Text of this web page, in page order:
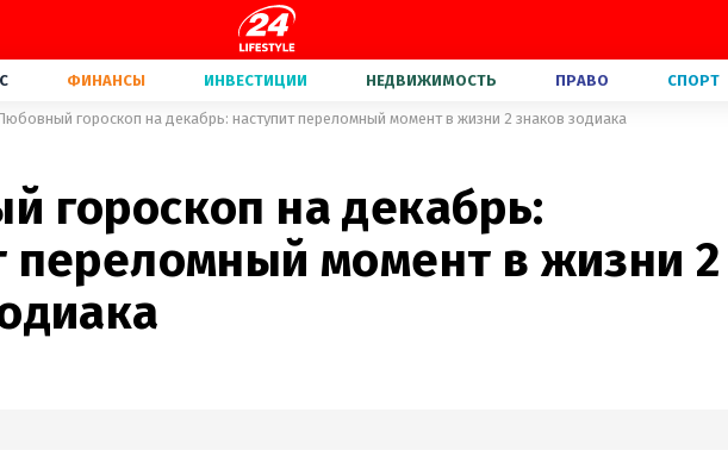
ФИНАНСЫ ИНВЕСТИЦИИ НЕДВИЖИМОСТЬ ПРАВО СПОРТ
гороскоп на декабрь: наступит переломный момент в жизни 2 знаков зодиака
гороскоп на декабрь:
переломный момент в жизни 2